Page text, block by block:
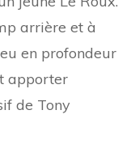
arrière et à
en profondeur
apporter
de Tony